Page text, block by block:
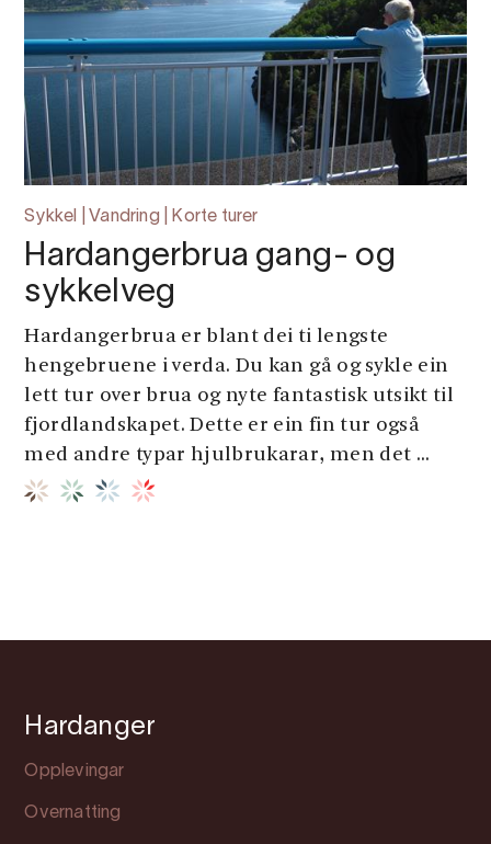
Sykkel | Vandring | Korte turer
Hardangerbrua gang- og
sykkelveg
Hardangerbrua er blant dei ti lengste
hengebruene i verda. Du kan gå og sykle ein
lett tur over brua og nyte fantastisk utsikt til
fjordlandskapet. Dette er ein fin tur også
med andre typar hjulbrukarar, men det ...
Hardanger
Opplevingar
Overnatting